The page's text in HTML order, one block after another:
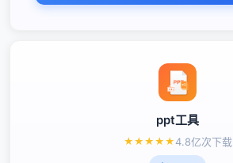
ppt工具
★ ★ ★ ★ ★4.8亿次下载